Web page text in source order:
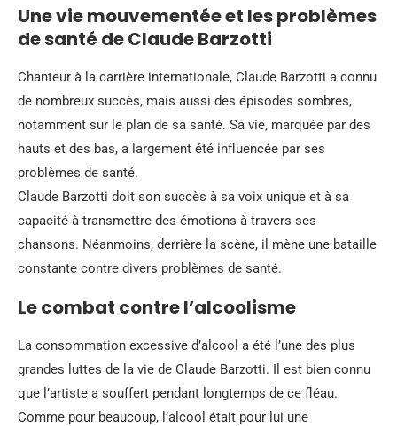
Une vie mouvementée et les problèmes
de santé de Claude Barzotti
Chanteur à la carrière internationale, Claude Barzotti a connu
de nombreux succès, mais aussi des épisodes sombres,
notamment sur le plan de sa santé. Sa vie, marquée par des
hauts et des bas, a largement été influencée par ses
problèmes de santé.
Claude Barzotti doit son succès à sa voix unique et à sa
capacité à transmettre des émotions à travers ses
chansons. Néanmoins, derrière la scène, il mène une bataille
constante contre divers problèmes de santé.
Le combat contre l’alcoolisme
La consommation excessive d’alcool a été l’une des plus
grandes luttes de la vie de Claude Barzotti. Il est bien connu
que l’artiste a souffert pendant longtemps de ce fléau.
Comme pour beaucoup, l’alcool était pour lui une